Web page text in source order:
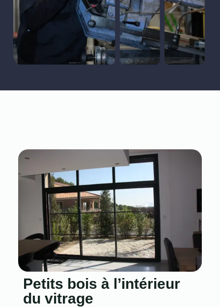
Petits bois à l’intérieur
du vitrage